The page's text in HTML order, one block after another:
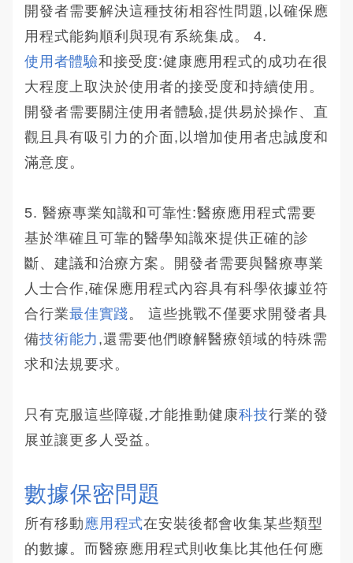
開發者需要解決這種技術相容性問題,以確保應
用程式能夠順利與現有系統集成。 4.
使用者體驗和接受度:健康應用程式的成功在很
大程度上取決於使用者的接受度和持續使用。
開發者需要關注使用者體驗,提供易於操作、直
觀且具有吸引力的介面,以增加使用者忠誠度和
滿意度。
5. 醫療專業知識和可靠性:醫療應用程式需要
基於準確且可靠的醫學知識來提供正確的診
斷、建議和治療方案。開發者需要與醫療專業
人士合作,確保應用程式內容具有科學依據並符
合行業最佳實踐。 這些挑戰不僅要求開發者具
備技術能力 ,還需要他們瞭解醫療領域的特殊需
求和法規要求。
只有克服這些障礙,才能推動健康科技行業的發
展並讓更多人受益。
數據保密問題
所有移動 應用程式在安裝後都會收集某些類型
的數據。而醫療應用程式則收集比其他任何應